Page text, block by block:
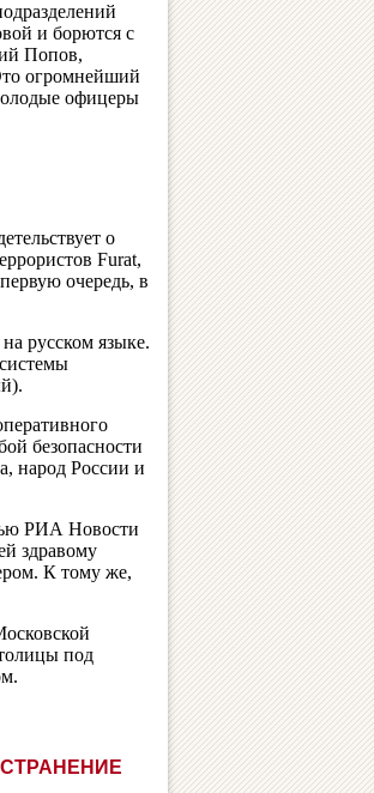
и борются с
Попов,
огромнейший
офицеры
о
Furat,
очередь, в
русском языке.
безопасности
народ России и
РИА Новости
здравому
К тому же,
под